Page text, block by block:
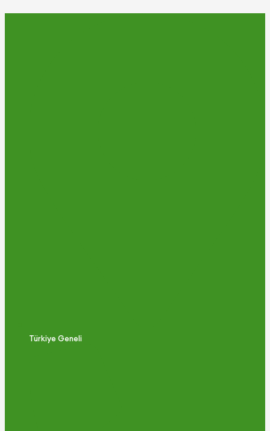
Türkiye Geneli